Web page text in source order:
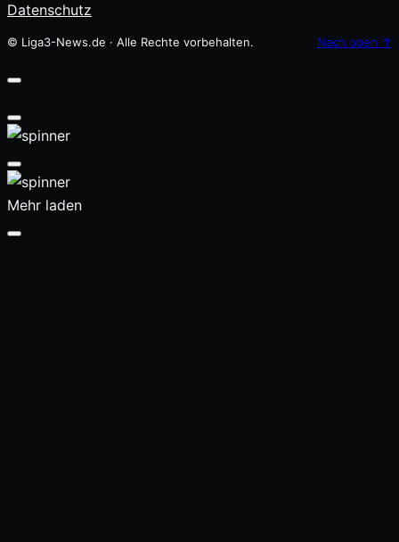
Datenschutz
© Liga3-News.de · Alle Rechte vorbehalten. Nach oben ↑
Mehr laden